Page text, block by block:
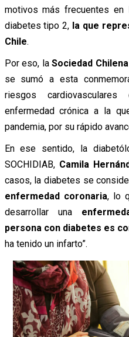
motivos más frecuentes
diabetes tipo 2, la que
Chile.
Por eso, laSociedad
se sumó a esta
riesgos
enfermedad crónica a la
pandemia, por su rápido
En ese sentido, la
SOCHIDIAB,Camila
casos, la diabetes se
enfermedad coronaria, lo
desarrollar una
persona con diabetes es
ha tenido un infarto”.